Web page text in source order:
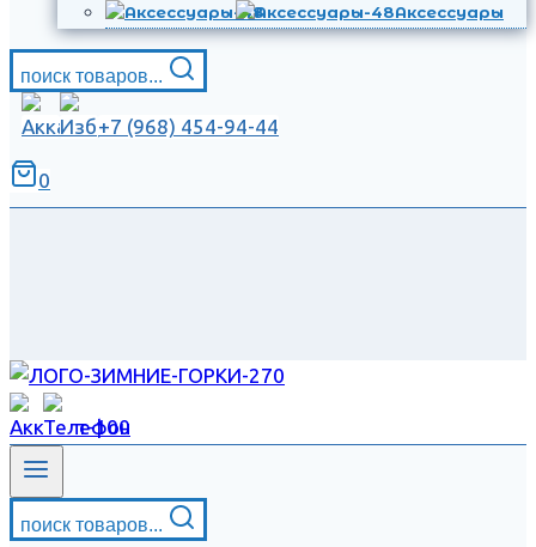
Аксессуары
поиск товаров...
+7 (968) 454-94-44
0
поиск товаров...